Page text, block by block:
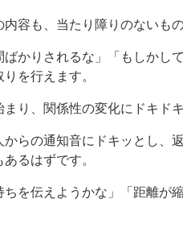
内容も、当たり障りのないも
ばかりされるな」「もしか
りを行えます。
まり、関係性の変化にドキド
からの通知音にドキッとし、
あるはずです。
ちを伝えようかな」「距離が